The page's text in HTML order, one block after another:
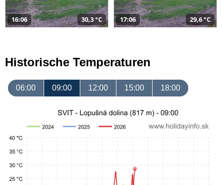
16:06 30,3 °C 17:06 29,6 °C
Historische Temperaturen
06:00 09:00 12:00 15:00 18:00